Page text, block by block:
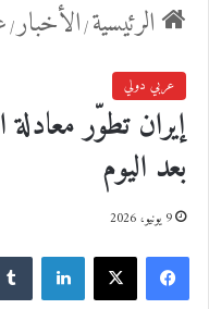
الرئيسية/الأخبار/
عربي دولي
إيران تطوّر معادلة
بعد اليوم
9 يونيو، 2026